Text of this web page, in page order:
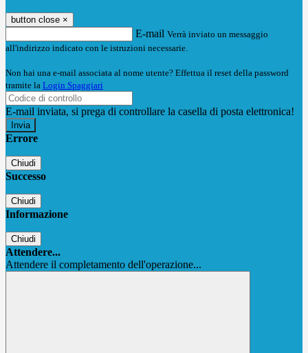
button close ×
E-mail Verrà inviato un messaggio
all'indirizzo indicato con le istruzioni necessarie.
Non hai una e-mail associata al nome utente? Effettua il reset della password
tramite la Login Spaggiari
E-mail inviata, si prega di controllare la casella di posta elettronica!
Errore
Chiudi
Successo
Chiudi
Informazione
Chiudi
Attendere...
Attendere il completamento dell'operazione...